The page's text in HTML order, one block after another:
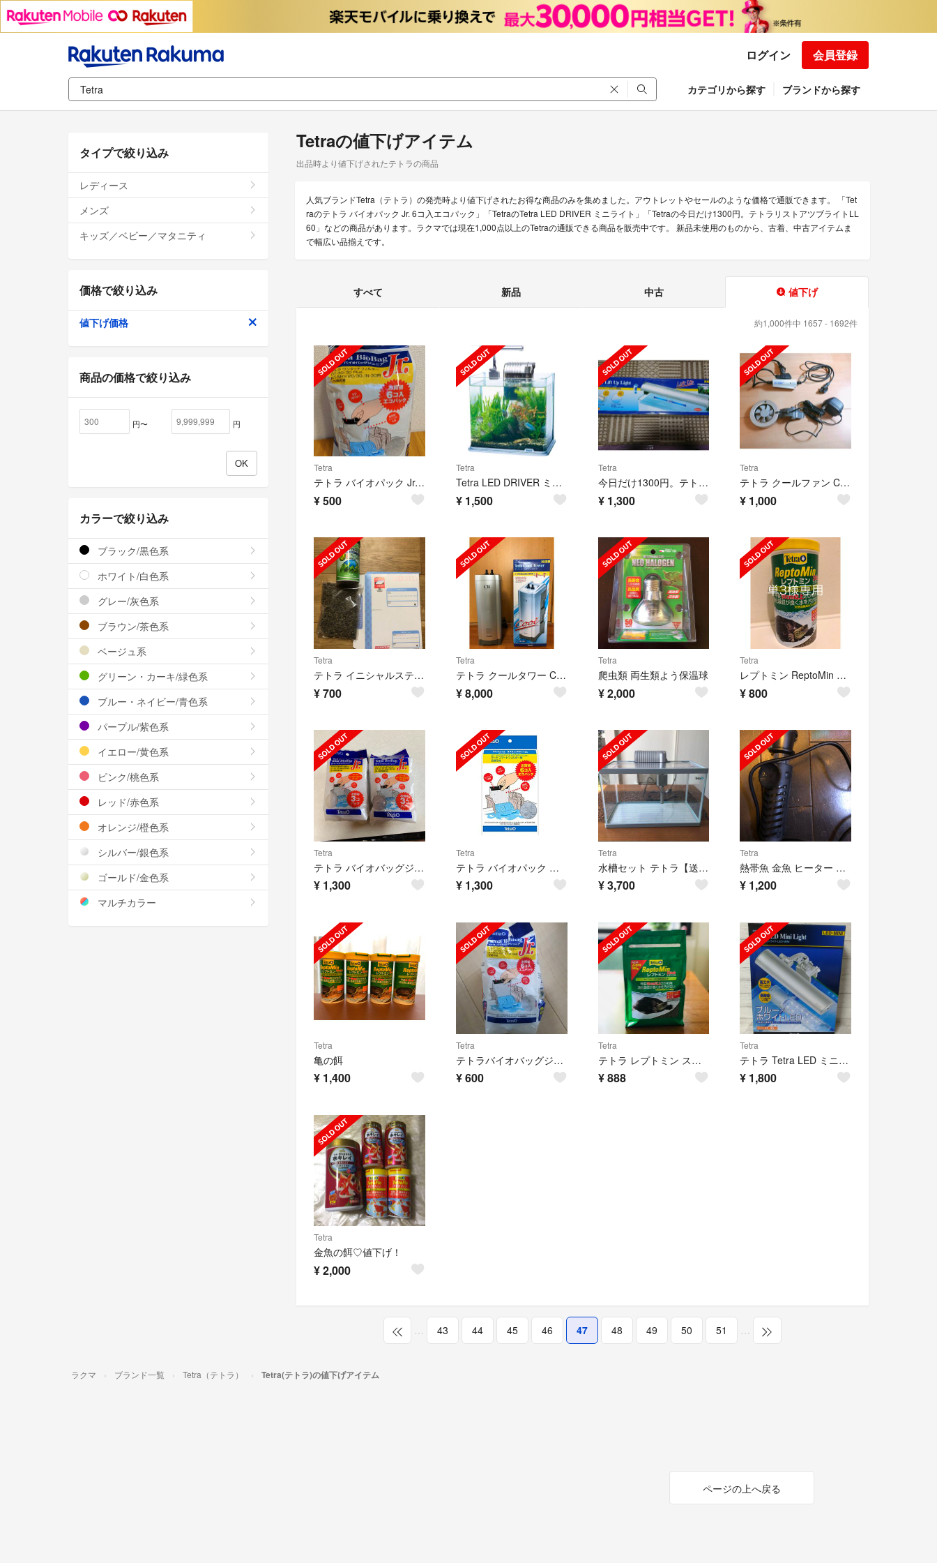
ログイン 会員登録
カテゴリから探す ブランドから探す
Tetraの値下げアイテム
出品時より値下げされたテトラの商品
人気ブランドTetra（テトラ）の発売時より値下げされたお得な商品のみを集めました。アウトレットやセールのような価格で通販できます。 「Tet
raのテトラ バイオパック Jr. 6コ入エコパック」「TetraのTetra LED DRIVER ミニライト」「Tetraの今日だけ1300円。テトラリストアツブライトLL
60」などの商品があります。ラクマでは現在1,000点以上のTetraの通販できる商品を販売中です。 新品未使用のものから、古着、中古アイテムま
で幅広い品揃えです。
すべて 新品 中古 値下げ
約1,000件中 1657 - 1692件
Tetra
テトラ バイオパック Jr. 6コ入エコパック
¥500
Tetra
Tetra LED DRIVER ミニライト
¥ 1,500
Tetra
今日だけ1300円。テトラリストアツブライトLL60
¥ 1,300
Tetra
テトラ クールファン CF-30N 水槽用冷却ファン
¥ 1,000
Tetra
テトラ イニシャルスティック 200g
¥700
Tetra
テトラ クールタワー CR-3 おまけ付き
¥8,000
Tetra
爬虫類 両生類よう保温球
¥2,000
Tetra
レプトミン ReptoMin Stich ジャンボ
¥800
Tetra
テトラ バイオバッグジュニア
¥ 1,300
Tetra
テトラ バイオパック ２袋セット
¥ 1,300
Tetra
水槽セット テトラ【送料込み】
¥3,700
Tetra
熱帯魚 金魚 ヒーター 150W
¥ 1,200
Tetra
亀の餌
¥ 1,400
Tetra
テトラバイオバッグジュニア 専用です
¥600
Tetra
テトラ レプトミン スティック お徳用500g
¥888
Tetra
テトラ Tetra LED ミニライト LED-MINI 熱帯魚
¥ 1,800
Tetra
金魚の餌♡値下げ！
¥2,000
… 43 44 45 46 47 48 49 50 51 …
タイプで絞り込み
レディース
メンズ
キッズ／ベビー／マタニティ
価格で絞り込み
値下げ価格
商品の価格で絞り込み
円〜 円
カラーで絞り込み
ブラック/黒色系
ホワイト/白色系
グレー/灰色系
ブラウン/茶色系
ベージュ系
グリーン・カーキ/緑色系
ブルー・ネイビー/青色系
パープル/紫色系
イエロー/黄色系
ピンク/桃色系
レッド/赤色系
オレンジ/橙色系
シルバー/銀色系
ゴールド/金色系
マルチカラー
ラクマ ブランド一覧 Tetra（テトラ） Tetra(テトラ)の値下げアイテム
ページの上へ戻る